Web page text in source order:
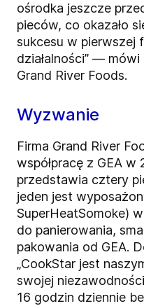
ośrodka jeszcze
pieców, co okazało
sukcesu w pierwszej
działalności” —
Grand River Foods.
Wyzwanie
Firma Grand River
współpracę z GEA
przedstawia cztery
jeden jest
SuperHeatSomoke)
do panierowania,
pakowania od GEA.
„CookStar jest
swojej
16 godzin dziennie